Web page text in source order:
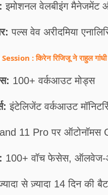
इमोशनल वेलबीइंग मैनेजमेंट
पल्स वेव अरीदमिया
: किरेन रिजिजू ने राहुल गांधी
100+ वर्कआउट मोड्स
इंटेलिजेंट वर्कआउट
11 Pro पर ऑटोनॉमस
100+ वॉच फेसेस, ऑलवेज-
से ज़्यादा 14 दिन की